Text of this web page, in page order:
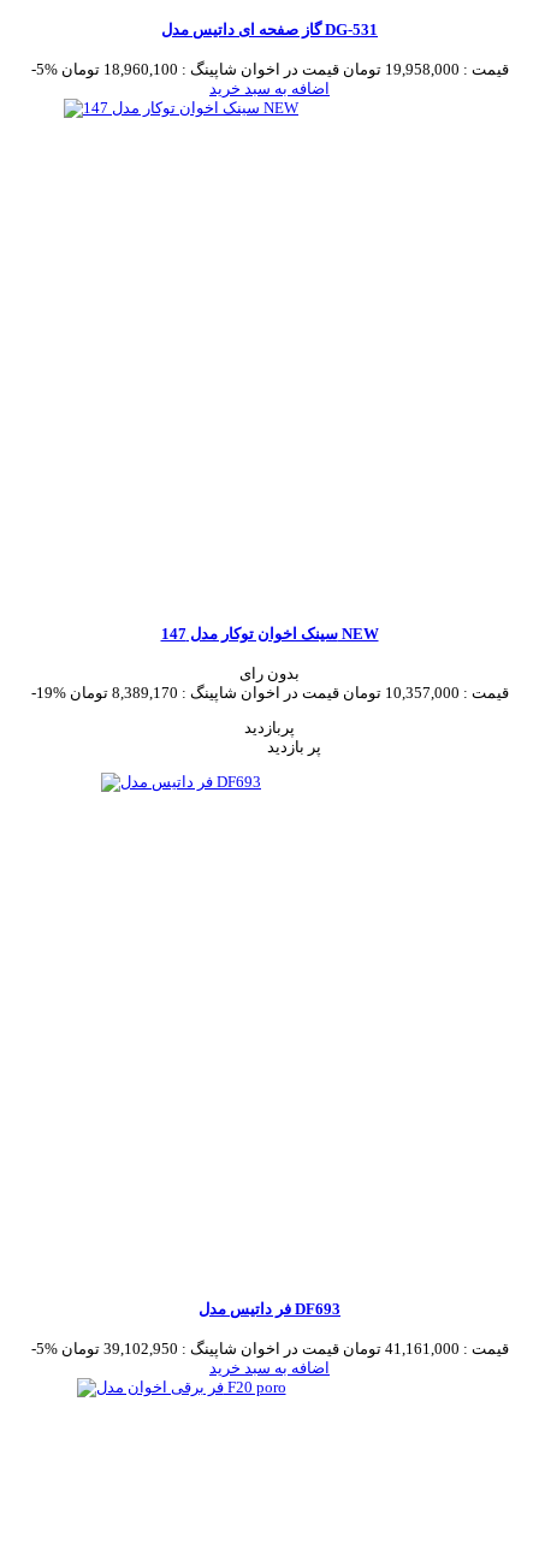
گاز صفحه ای داتیس مدل DG-531
-5% قیمت : 19,958,000 تومان قیمت در اخوان شاپینگ : 18,960,100 تومان
اضافه به سبد خرید
سینک اخوان توکار مدل 147 NEW
بدون رای
-19%
قیمت : 10,357,000 تومان قیمت در اخوان شاپینگ : 8,389,170 تومان
پربازدید
پر بازدید
فر داتیس مدل DF693
-5% قیمت : 41,161,000 تومان قیمت در اخوان شاپینگ : 39,102,950 تومان
اضافه به سبد خرید